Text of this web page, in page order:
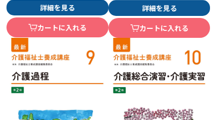
詳細を見る
カートに入れる
詳細を見る
カートに入れる